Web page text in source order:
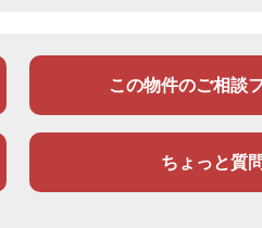
この物件のご相談
ちょっと質問